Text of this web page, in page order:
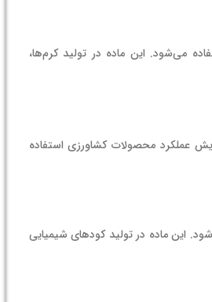
می‌شود. این ماده در تولید کرم‌ها،
عملکرد محصولات کشاورزی استفاده
این ماده در تولید کودهای شیمیایی